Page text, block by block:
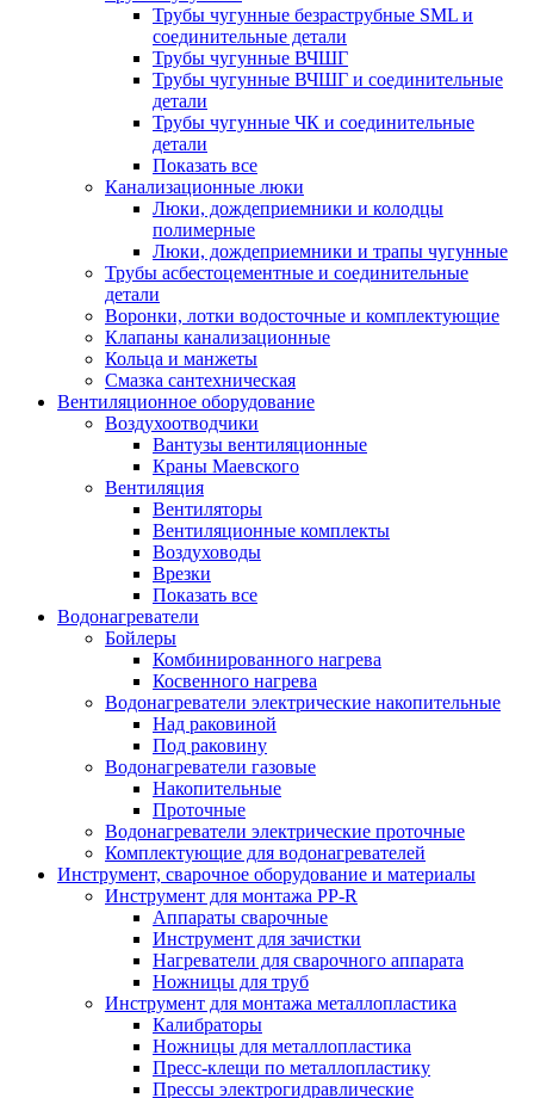
Трубы чугунные безраструбные SML и
соединительные детали
Трубы чугунные ВЧШГ
Трубы чугунные ВЧШГ и соединительные
детали
Трубы чугунные ЧК и соединительные
детали
Показать все
Канализационные люки
Люки, дождеприемники и колодцы
полимерные
Люки, дождеприемники и трапы чугунные
Трубы асбестоцементные и соединительные
детали
Воронки, лотки водосточные и комплектующие
Клапаны канализационные
Кольца и манжеты
Смазка сантехническая
Вентиляционное оборудование
Воздухоотводчики
Вантузы вентиляционные
Краны Маевского
Вентиляция
Вентиляторы
Вентиляционные комплекты
Воздуховоды
Врезки
Показать все
Водонагреватели
Бойлеры
Комбинированного нагрева
Косвенного нагрева
Водонагреватели электрические накопительные
Над раковиной
Под раковину
Водонагреватели газовые
Накопительные
Проточные
Водонагреватели электрические проточные
Комплектующие для водонагревателей
Инструмент, сварочное оборудование и материалы
Инструмент для монтажа PP-R
Аппараты сварочные
Инструмент для зачистки
Нагреватели для сварочного аппарата
Ножницы для труб
Инструмент для монтажа металлопластика
Калибраторы
Ножницы для металлопластика
Пресс-клещи по металлопластику
Прессы электрогидравлические